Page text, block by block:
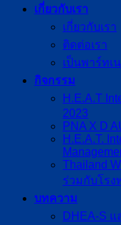
เกี่ยวกับเรา
เกี่ยวกับเรา
ติดต่อเรา
เป็นพาร์ทเ
กิจกรรม
H.E.A.T
2023
PNA X D
H.E.A.T.
Thailand
ร่วมกับโรง
บทความ
DHEA-S